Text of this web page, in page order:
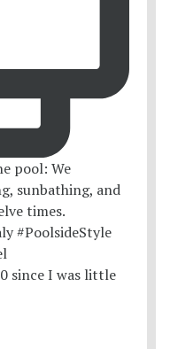
since I was little